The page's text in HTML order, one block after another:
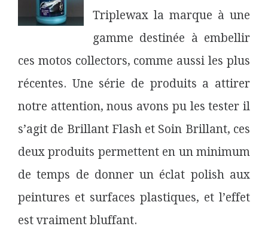
Triplewax la marque à une
gamme destinée à embellir
ces motos collectors, comme aussi les plus
récentes. Une série de produits a attirer
notre attention, nous avons pu les tester il
s’agit de Brillant Flash et Soin Brillant, ces
deux produits permettent en un minimum
de temps de donner un éclat polish aux
peintures et surfaces plastiques, et l’effet
est vraiment bluffant.